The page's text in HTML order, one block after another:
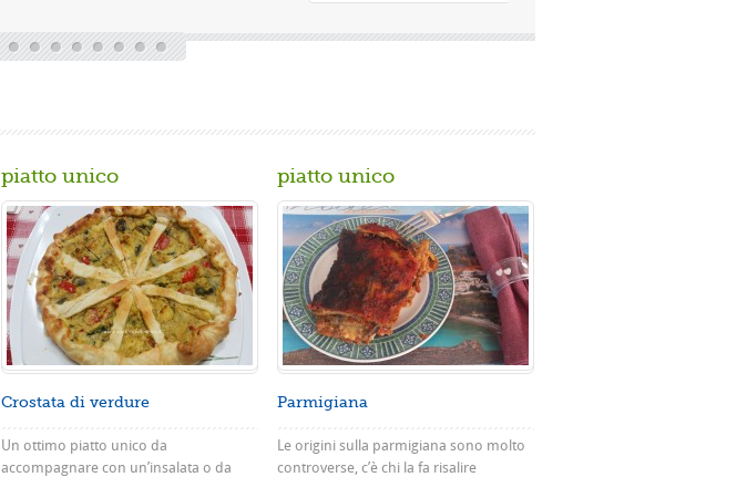
piatto unico
Crostata di verdure
Un ottimo piatto unico da
accompagnare con un’insalata o da
piatto unico
Parmigiana
Le origini sulla parmigiana sono molto
controverse, c’è chi la fa risalire